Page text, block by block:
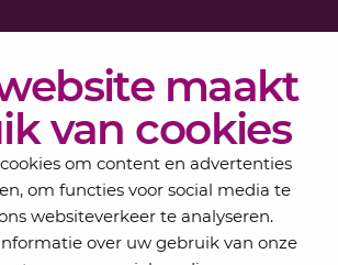
maakt
van cookies
om content en advertenties
om functies voor social media te
websiteverkeer te analyseren.
over uw gebruik van onze
onze nieuwsbrief